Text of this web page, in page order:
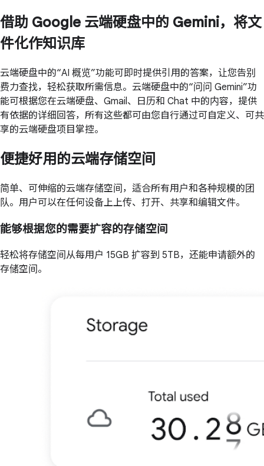
借助 Google 云端硬盘中的 Gemini，将文
件化作知识库
云端硬盘中的“AI 概览”功能可即时提供引用的答案，让您告别
费力查找，轻松获取所需信息。云端硬盘中的“问问 Gemini”功
能可根据您在云端硬盘、Gmail、日历和 Chat 中的内容，提供
有依据的详细回答，所有这些都可由您自行通过可自定义、可共
享的云端硬盘项目掌控。
便捷好用的云端存储空间
简单、可伸缩的云端存储空间，适合所有用户和各种规模的团
队。用户可以在任何设备上上传、打开、共享和编辑文件。
能够根据您的需要扩容的存储空间
轻松将存储空间从每用户 15GB 扩容到 5TB，还能申请额外的
存储空间。